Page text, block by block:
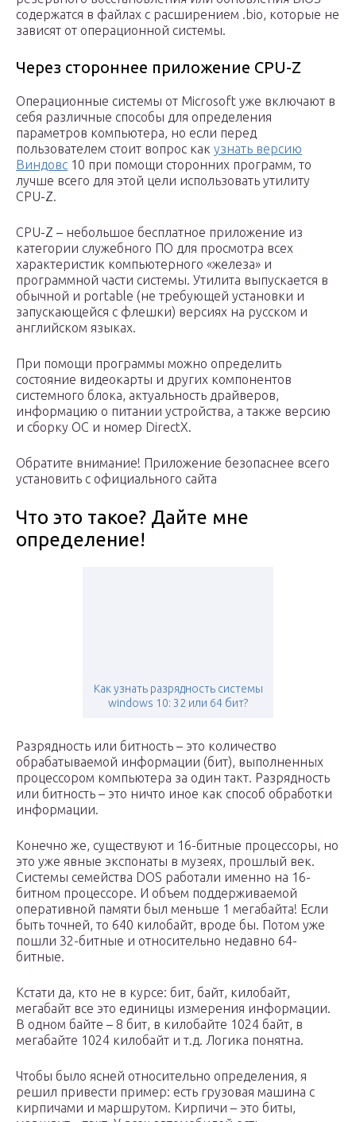
содержатся в файлах с расширением .bio, которые не
зависят от операционной системы.
Через стороннее приложение CPU-Z
Операционные системы от Microsoft уже включают в
себя различные способы для определения
параметров компьютера, но если перед
пользователем стоит вопрос как узнать версию
Виндовс 10 при помощи сторонних программ, то
лучше всего для этой цели использовать утилиту
CPU-Z.
CPU-Z – небольшое бесплатное приложение из
категории служебного ПО для просмотра всех
характеристик компьютерного «железа» и
программной части системы. Утилита выпускается в
обычной и portable (не требующей установки и
запускающейся с флешки) версиях на русском и
английском языках.
При помощи программы можно определить
состояние видеокарты и других компонентов
системного блока, актуальность драйверов,
информацию о питании устройства, а также версию
и сборку ОС и номер DirectX.
Обратите внимание! Приложение безопаснее всего
установить с официального сайта
Что это такое? Дайте мне
определение!
Как узнать разрядность системы
windows 10: 32 или 64 бит?
Разрядность или битность – это количество
обрабатываемой информации (бит), выполненных
процессором компьютера за один такт. Разрядность
или битность – это ничто иное как способ обработки
информации.
Конечно же, существуют и 16-битные процессоры, но
это уже явные экспонаты в музеях, прошлый век.
Системы семейства DOS работали именно на 16-
битном процессоре. И объем поддерживаемой
оперативной памяти был меньше 1 мегабайта! Если
быть точней, то 640 килобайт, вроде бы. Потом уже
пошли 32-битные и относительно недавно 64-
битные.
Кстати да, кто не в курсе: бит, байт, килобайт,
мегабайт все это единицы измерения информации.
В одном байте – 8 бит, в килобайте 1024 байт, в
мегабайте 1024 килобайт и т.д. Логика понятна.
Чтобы было ясней относительно определения, я
решил привести пример: есть грузовая машина с
кирпичами и маршрутом. Кирпичи – это биты,